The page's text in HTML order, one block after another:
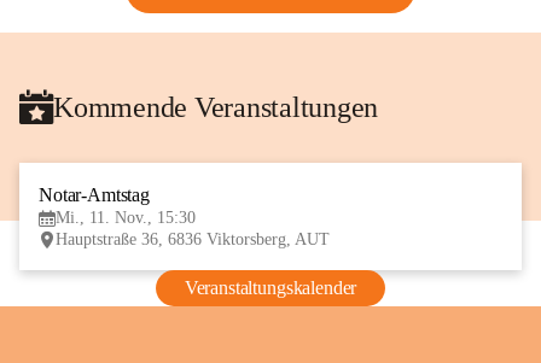
Kommende Veranstaltungen
Notar-Amtstag
Mi., 11. Nov., 15:30
Hauptstraße 36, 6836 Viktorsberg, AUT
Veranstaltungskalender